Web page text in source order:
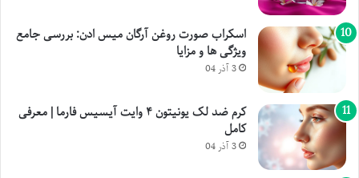
اسکراب صورت روغن آرگان میس ادن: بررسی جامع
ویژگی ها و مزایا
3 آذر 04
کرم ضد لک یونیتون ۴ وایت آیسیس فارما | معرفی
کامل
3 آذر 04